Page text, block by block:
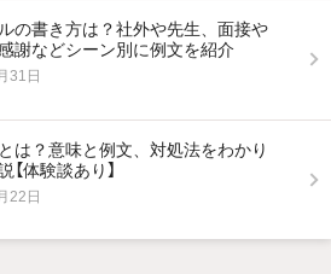
の書き方は？社外や先生、面接や
謝などシーン別に例文を紹介
31日
は？意味と例文、対処法をわかり
【体験談あり】
22日